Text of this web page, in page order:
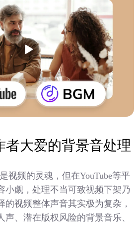
者大爱的背景音处理
视频的灵魂，但在YouTube等平
小觑，处理不当可致视频下架乃
的视频整体声音其实极为复杂，
声、潜在版权风险的背景音乐、